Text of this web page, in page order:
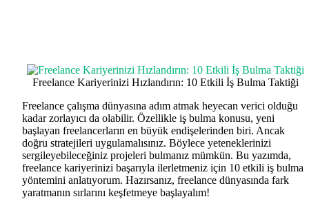
Freelance Kariyerinizi Hızlandırın: 10 Etkili İş Bulma Taktiği
Freelance çalışma dünyasına adım atmak heyecan verici olduğu
kadar zorlayıcı da olabilir. Özellikle iş bulma konusu, yeni
başlayan freelancerların en büyük endişelerinden biri. Ancak
doğru stratejileri uygulamalısınız. Böylece yeteneklerinizi
sergileyebileceğiniz projeleri bulmanız mümkün. Bu yazımda,
freelance kariyerinizi başarıyla ilerletmeniz için 10 etkili iş bulma
yöntemini anlatıyorum. Hazırsanız, freelance dünyasında fark
yaratmanın sırlarını keşfetmeye başlayalım!